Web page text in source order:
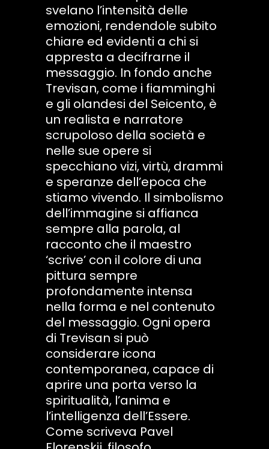
svelano l’intensità delle
emozioni, rendendole subito
chiare ed evidenti a chi si
appresta a decifrarne il
messaggio. In fondo anche
Trevisan, come i fiamminghi
e gli olandesi del Seicento, è
un realista e narratore
scrupoloso della società e
nelle sue opere si
specchiano vizi, virtù, drammi
e speranze dell’epoca che
stiamo vivendo. Il simbolismo
dell’immagine si affianca
sempre alla parola, al
racconto che il maestro
‘scrive’ con il colore di una
pittura sempre
profondamente intensa
nella forma e nel contenuto
del messaggio. Ogni opera
di Trevisan si può
considerare icona
contemporanea, capace di
aprire una porta verso la
spiritualità, l’anima e
l’intelligenza dell’Essere.
Come scriveva Pavel